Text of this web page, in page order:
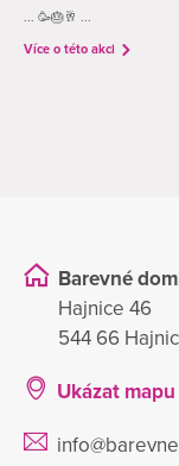
... 🥳🎂🥂 ...
Více o této akci
Barevné
Hajnice 46
544 66
Ukázat mapu